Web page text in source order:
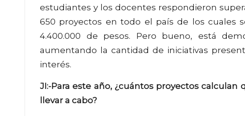
estudiantes y los docentes respondieron
650 proyectos en todo el país de los cuales
4.400.000 de pesos. Pero bueno, está
aumentando la cantidad de iniciativas
interés.
JI:-Para este año, ¿cuántos proyectos
llevar a cabo?